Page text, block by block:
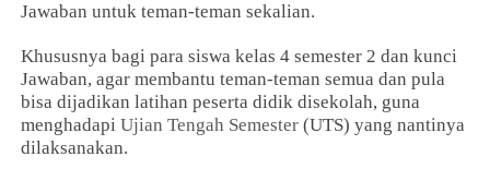
Jawaban untuk teman-teman sekalian.
Khususnya bagi para siswa kelas 4 semester 2 dan kunci
Jawaban, agar membantu teman-teman semua dan pula
bisa dijadikan latihan peserta didik disekolah, guna
menghadapiUjian Tengah Semester (UTS) yang nantinya
dilaksanakan.